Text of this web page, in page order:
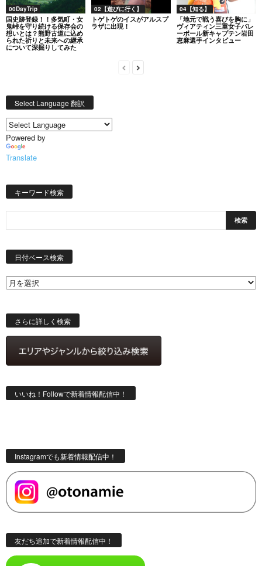
00DayTrip
国史跡登録！！多気町・女
鬼峠を守り続ける保存会の
想いとは？熊野古道に込め
られた祈りと未来への継承
について深掘りしてみた
02【遊びに行く】
トゲトゲのイスがアルスプ
ラザに出現！
04【知る】
「地元で戦う喜びを胸に」
ヴィアティン三重女子バレ
ーボール新キャプテン岩田
恵麻選手インタビュー
Select Language 翻訳
Powered by
Translate
キーワード検索
日付ベース検索
索
さらに詳しく検索
いいね！Followで新着情報配信中！
Instagramでも新着情報配信中！
友だち追加で新着情報配信中！